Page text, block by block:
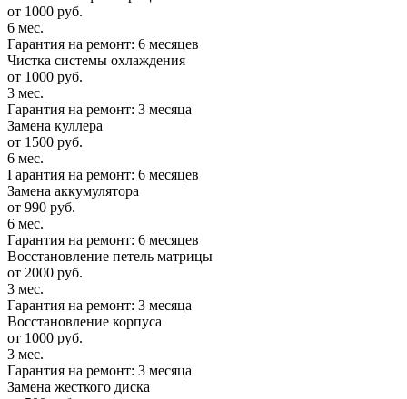
от 1000 руб.
6 мес.
Гарантия на ремонт: 6 месяцев
Чистка системы охлаждения
от 1000 руб.
3 мес.
Гарантия на ремонт: 3 месяца
Замена куллера
от 1500 руб.
6 мес.
Гарантия на ремонт: 6 месяцев
Замена аккумулятора
от 990 руб.
6 мес.
Гарантия на ремонт: 6 месяцев
Восстановление петель матрицы
от 2000 руб.
3 мес.
Гарантия на ремонт: 3 месяца
Восстановление корпуса
от 1000 руб.
3 мес.
Гарантия на ремонт: 3 месяца
Замена жесткого диска